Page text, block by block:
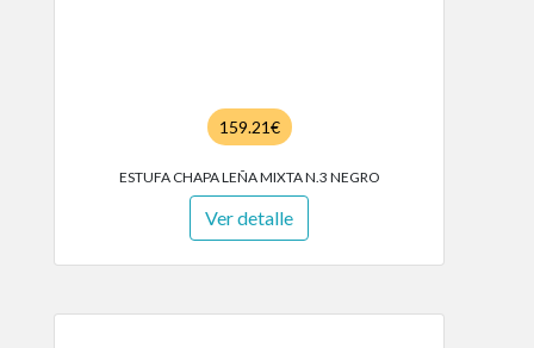
159.21€
ESTUFA CHAPA LEÑA MIXTA N.3 NEGRO
Ver detalle